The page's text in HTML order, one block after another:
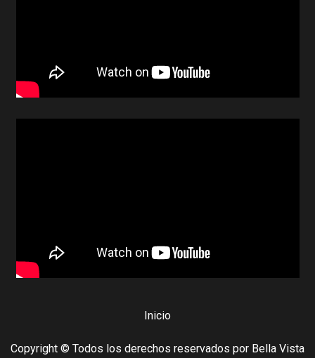
Inicio
Copyright © Todos los derechos reservados por Bella Vista